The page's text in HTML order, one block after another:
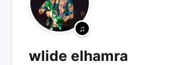
wlide elhamra